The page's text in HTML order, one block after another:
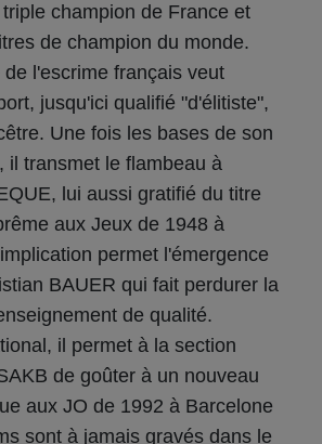
champion de France et
de champion du monde.
l'escrime français veut
jusqu'ici qualifié "d'élitiste",
Une fois les bases de son
il transmet le flambeau à
lui aussi gratifié du titre
aux Jeux de 1948 à
permet l'émergence
BAUER qui fait perdurer la
de qualité.
il permet à la section
de goûter à un nouveau
aux JO de 1992 à Barcelone
sont à jamais gravés dans le